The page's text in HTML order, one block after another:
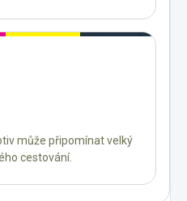
může připomínat velký
cestování.